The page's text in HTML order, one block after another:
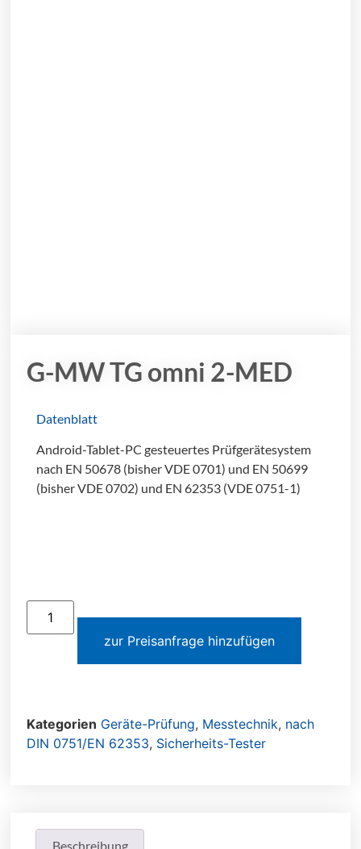
G-MW TG omni 2-MED
Datenblatt
Android-Tablet-PC gesteuertes Prüfgerätesystem
nach EN 50678 (bisher VDE 0701) und EN 50699
(bisher VDE 0702) und EN 62353 (VDE 0751-1)
zur Preisanfrage hinzufügen
Kategorien Geräte-Prüfung, Messtechnik, nach
DIN 0751/EN 62353, Sicherheits-Tester
Beschreibung